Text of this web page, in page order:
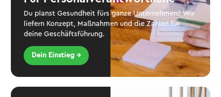
Du planst Gesundheit fürs ganze Unternehmen? Wir
liefern Konzept, Maßnahmen und die Zahlen für
deine Geschäftsführung.
Dein Einstieg →